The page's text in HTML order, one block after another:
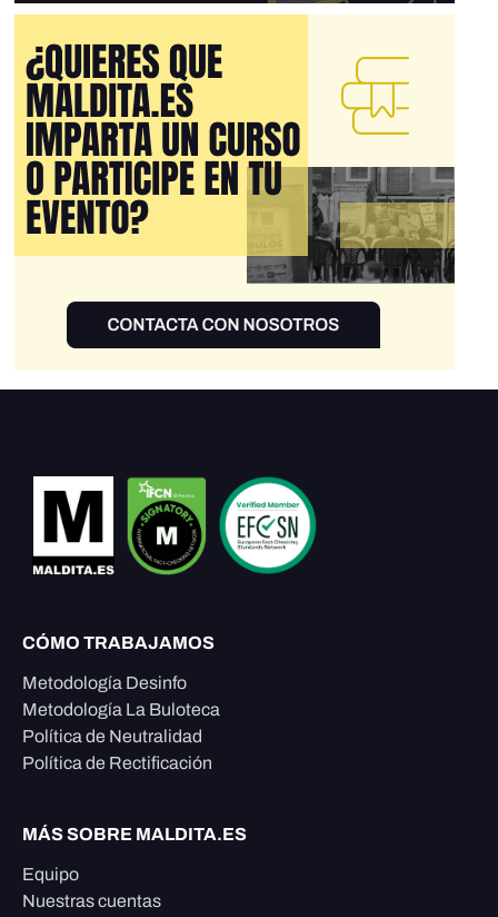
CÓMO TRABAJAMOS
Metodología Desinfo
Metodología La Buloteca
Política de Neutralidad
Política de Rectificación
MÁS SOBRE MALDITA.ES
Equipo
Nuestras cuentas